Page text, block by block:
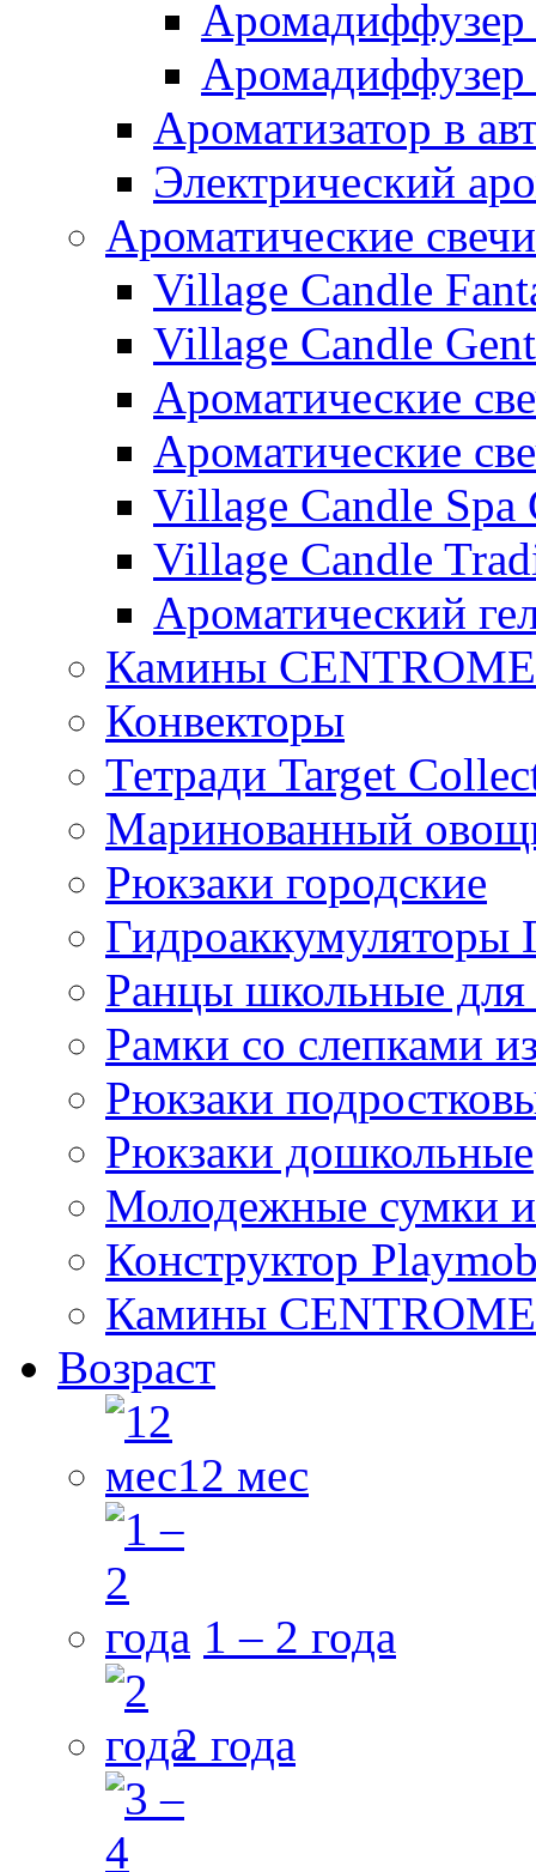
Ароматизатор в
Электрический
Ароматические
Village Candle
Village Candle
Ароматические
Ароматические
Village Candle Spa
Village Candle
Ароматический
Камины
Конвекторы
Тетради Target
Маринованный
Рюкзаки городские
Ранцы школьные
Рамки со слепками
Рюкзаки
Рюкзаки дошкольные
Молодежные сумки
Конструктор
Камины
Возраст
12 мес
1 – 2 года
2 года